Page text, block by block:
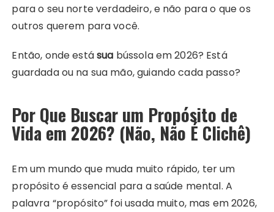
para o seu norte verdadeiro, e não para o que os
outros querem para você.
Então, onde estásua bússola em 2026? Está
guardada ou na sua mão, guiando cada passo?
Por Que Buscar um Propósito de
Vida em 2026? (Não, Não É Clichê)
Em um mundo que muda muito rápido, ter um
propósito é essencial para a saúde mental. A
palavra “propósito” foi usada muito, mas em 2026,